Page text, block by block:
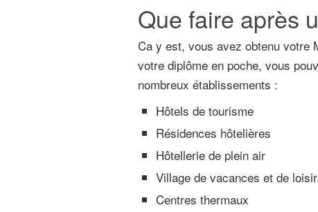
Que faire après
Ca y est, vous avez obtenu votre
votre diplôme en poche, vous
nombreux établissements :
Hôtels de tourisme
Résidences hôtelières
Hôtellerie de plein air
Village de vacances et de
Centres thermaux